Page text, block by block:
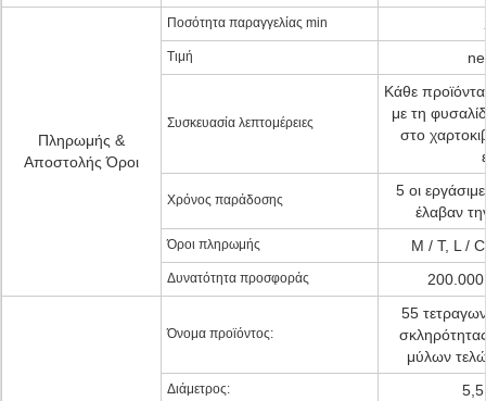
Πληρωμής &
Αποστολής Όροι
Ποσότητα παραγγελίας min
Τιμή
Συσκευασία λεπτομέρειες
Κάθε
με τη
στο
Χρόνος παράδοσης
5 οι
έλαβαν
Όροι πληρωμής Μ / Τ, L /
Δυνατότητα προσφοράς
Όνομα προϊόντος:
55
μύλων
Διάμετρος: 5,5